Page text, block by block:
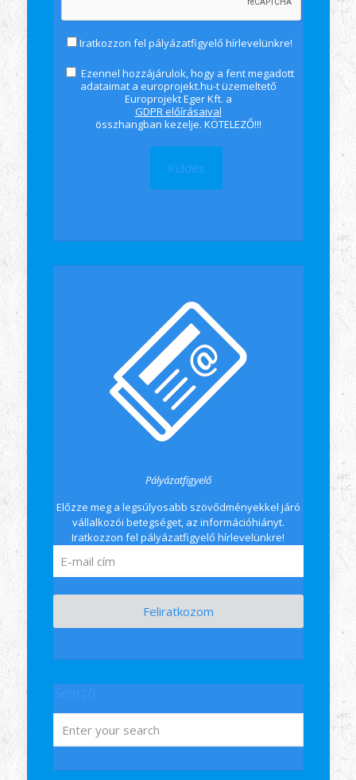
Iratkozzon fel pályázatfigyelő hírlevelünkre!
Ezennel hozzájárulok, hogy a fent megadott
adataimat a europrojekt.hu-t üzemeltető
Europrojekt Eger Kft. a
GDPR előírásaival
összhangban kezelje. KÖTELEZŐ!!!
Pályázatfigyelő
Előzze meg a legsúlyosabb szövődményekkel járó
vállalkozói betegséget, az információhiányt.
Iratkozzon fel pályázatfigyelő hírlevelünkre!
Feliratkozom